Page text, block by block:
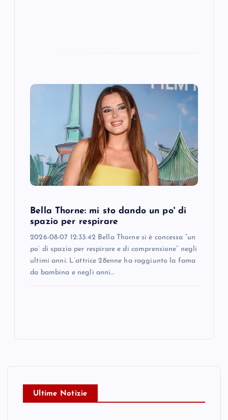
Bella Thorne: mi sto dando un po' di
spazio per respirare
2026-08-07 12:33:42 Bella Thorne si è concessa “un
po’ di spazio per respirare e di comprensione” negli
ultimi anni. L’attrice 28enne ha raggiunto la fama
da bambina e negli anni…
Ultime Notizie